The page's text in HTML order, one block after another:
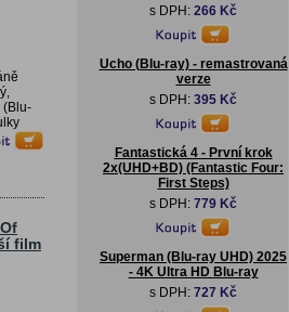
(Blu-
film
s DPH: 266 Kč
Ucho (Blu-ray) - remastrovaná
verze
s DPH: 395 Kč
Fantastická 4 - První krok
2x(UHD+BD) (Fantastic Four:
First Steps)
s DPH: 779 Kč
Superman (Blu-ray UHD) 2025
- 4K Ultra HD Blu-ray
s DPH: 727 Kč